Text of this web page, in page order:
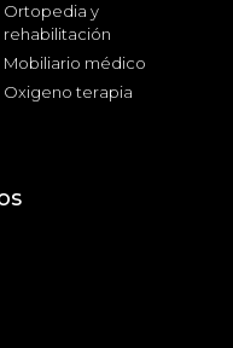
Ortopedia y
rehabilitación
Mobiliario médico
Oxigeno terapia